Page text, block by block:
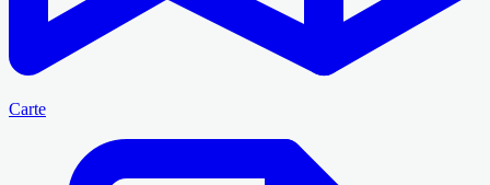
Carte